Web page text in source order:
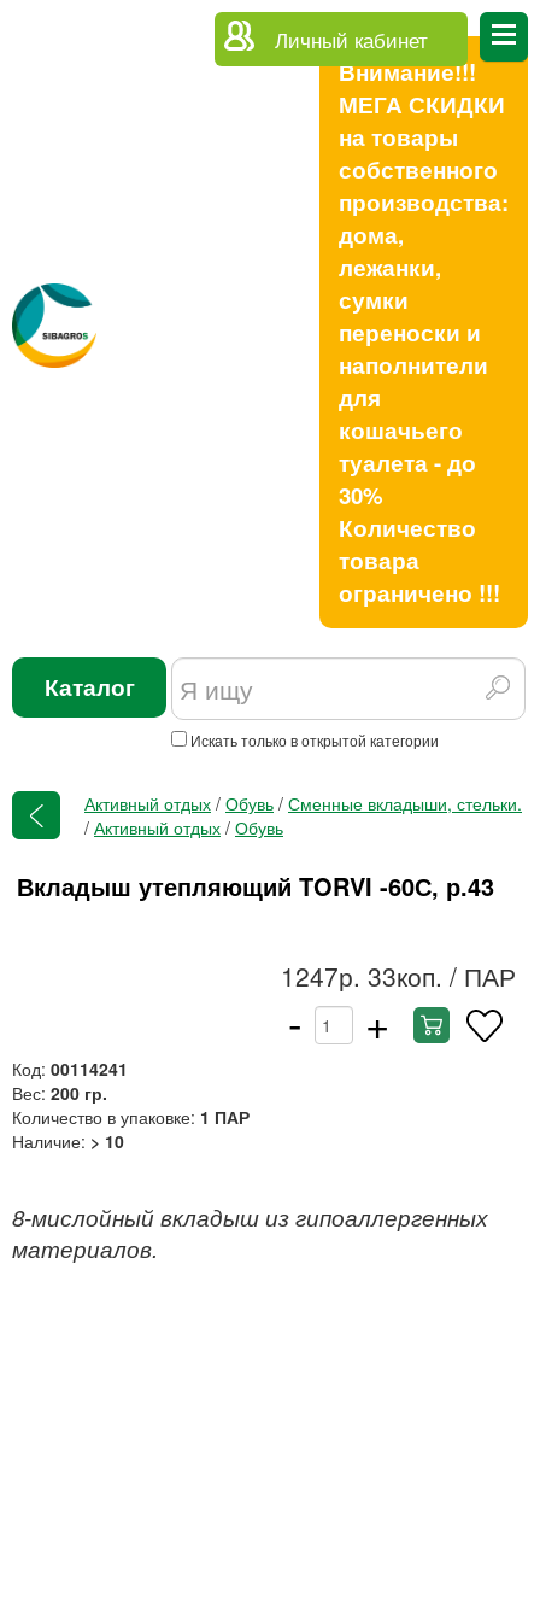
Личный кабинет
Внимание!!!
МЕГА СКИДКИ
на товары
собственного
производства:
дома,
лежанки,
сумки
переноски и
наполнители
для
кошачьего
туалета - до
30%
Количество
товара
ограничено !!!
Каталог
Искать только в открытой категории
Активный отдых / Обувь / Сменные вкладыши, стельки.
/ Активный отдых / Обувь
Вкладыш утепляющий TORVI -60С, р.43
1247р. 33коп. / ПАР
- +
Код: 00114241
Вес: 200 гр.
Количество в упаковке: 1 ПАР
Наличие: > 10
8-мислойный вкладыш из гипоаллергенных
материалов.